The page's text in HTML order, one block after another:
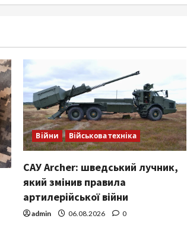
Війни Військова техніка
САУ Archer: шведський лучник,
який змінив правила
артилерійської війни
admin 06.08.2026 0